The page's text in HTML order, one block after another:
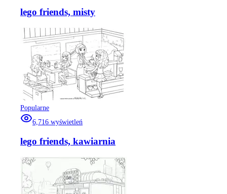
lego friends, misty
Popularne
6,716 wyświetleń
lego friends, kawiarnia